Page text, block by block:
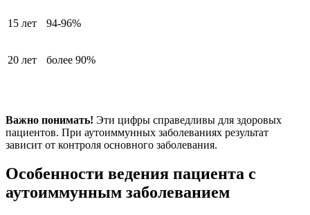
15 лет 94-96%
20 лет более 90%
Важно понимать! Эти цифры справедливы для здоровых
пациентов. При аутоиммунных заболеваниях результат
зависит от контроля основного заболевания.
Особенности ведения пациента с
аутоиммунным заболеванием